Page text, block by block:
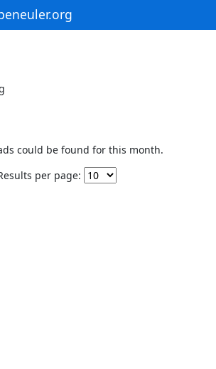
could be found for this month.
per page: